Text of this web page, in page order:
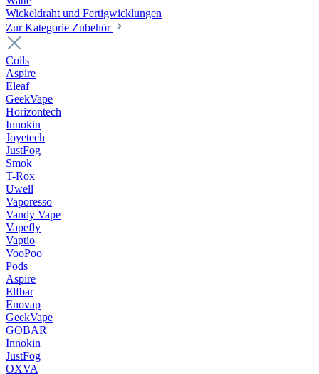
Wickeldraht und Fertigwicklungen
Zur Kategorie Zubehör
Coils
Aspire
Eleaf
GeekVape
Horizontech
Innokin
Joyetech
JustFog
Smok
T-Rox
Uwell
Vaporesso
Vandy Vape
Vapefly
Vaptio
VooPoo
Pods
Aspire
Elfbar
Enovap
GeekVape
GOBAR
Innokin
JustFog
OXVA